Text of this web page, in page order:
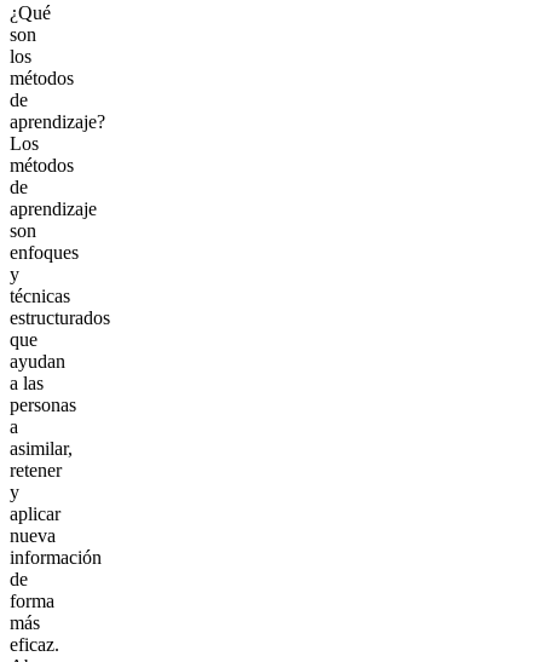
¿Qué
son
los
métodos
de
aprendizaje?
Los
métodos
de
aprendizaje
son
enfoques
y
técnicas
estructurados
que
ayudan
a las
personas
a
asimilar,
retener
y
aplicar
nueva
información
de
forma
más
eficaz.